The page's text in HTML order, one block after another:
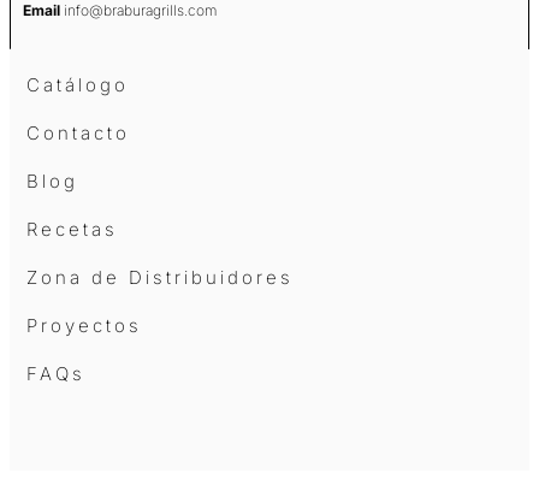
Email info@braburagrills.com
Catálogo
Contacto
Blog
Recetas
Zona de Distribuidores
Proyectos
FAQs